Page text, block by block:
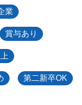
業
賞与あり
第二新卒OK